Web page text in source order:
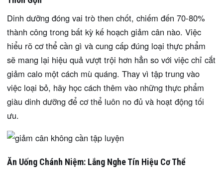
Dinh dưỡng đóng vai trò then chốt, chiếm đến 70-80%
thành công trong bất kỳ kế hoạch giảm cân nào. Việc
hiểu rõ cơ thể cần gì và cung cấp đúng loại thực phẩm
sẽ mang lại hiệu quả vượt trội hơn hẳn so với việc chỉ cắt
giảm calo một cách mù quáng. Thay vì tập trung vào
việc loại bỏ, hãy học cách thêm vào những thực phẩm
giàu dinh dưỡng để cơ thể luôn no đủ và hoạt động tối
ưu.
Ăn Uống Chánh Niệm: Lắng Nghe Tín Hiệu Cơ Thể